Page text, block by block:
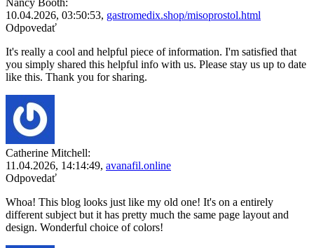
10.04.2026, 03:50:53, gastromedix.shop/misoprostol.html
Odpovedať
It's really a cool and helpful piece of information. I'm satisfied that
you simply shared this helpful info with us. Please stay us up to date
like this. Thank you for sharing.
Catherine Mitchell:
11.04.2026, 14:14:49, avanafil.online
Odpovedať
Whoa! This blog looks just like my old one! It's on a entirely
different subject but it has pretty much the same page layout and
design. Wonderful choice of colors!